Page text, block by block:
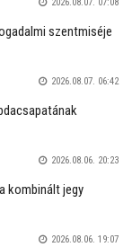
szentmiséje
2026.08.07. 06:42
2026.08.06. 20:23
kombinált jegy
2026.08.06. 19:07